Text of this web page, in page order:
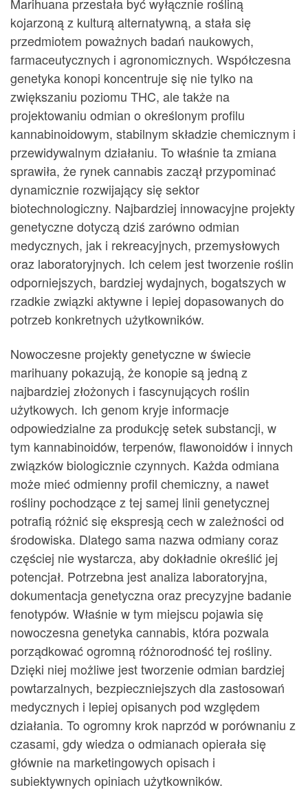
kojarzoną z kulturą alternatywną, a stała się
przedmiotem poważnych badań naukowych,
farmaceutycznych i agronomicznych. Współczesna
genetyka konopi koncentruje się nie tylko na
zwiększaniu poziomu THC, ale także na
projektowaniu odmian o określonym profilu
kannabinoidowym, stabilnym składzie chemicznym i
przewidywalnym działaniu. To właśnie ta zmiana
sprawiła, że rynek cannabis zaczął przypominać
dynamicznie rozwijający się sektor
biotechnologiczny. Najbardziej innowacyjne projekty
genetyczne dotyczą dziś zarówno odmian
medycznych, jak i rekreacyjnych, przemysłowych
oraz laboratoryjnych. Ich celem jest tworzenie roślin
odporniejszych, bardziej wydajnych, bogatszych w
rzadkie związki aktywne i lepiej dopasowanych do
potrzeb konkretnych użytkowników.
Nowoczesne projekty genetyczne w świecie
marihuany pokazują, że konopie są jedną z
najbardziej złożonych i fascynujących roślin
użytkowych. Ich genom kryje informacje
odpowiedzialne za produkcję setek substancji, w
tym kannabinoidów, terpenów, flawonoidów i innych
związków biologicznie czynnych. Każda odmiana
może mieć odmienny profil chemiczny, a nawet
rośliny pochodzące z tej samej linii genetycznej
potrafią różnić się ekspresją cech w zależności od
środowiska. Dlatego sama nazwa odmiany coraz
częściej nie wystarcza, aby dokładnie określić jej
potencjał. Potrzebna jest analiza laboratoryjna,
dokumentacja genetyczna oraz precyzyjne badanie
fenotypów. Właśnie w tym miejscu pojawia się
nowoczesna genetyka cannabis, która pozwala
porządkować ogromną różnorodność tej rośliny.
Dzięki niej możliwe jest tworzenie odmian bardziej
powtarzalnych, bezpieczniejszych dla zastosowań
medycznych i lepiej opisanych pod względem
działania. To ogromny krok naprzód w porównaniu z
czasami, gdy wiedza o odmianach opierała się
głównie na marketingowych opisach i
subiektywnych opiniach użytkowników.